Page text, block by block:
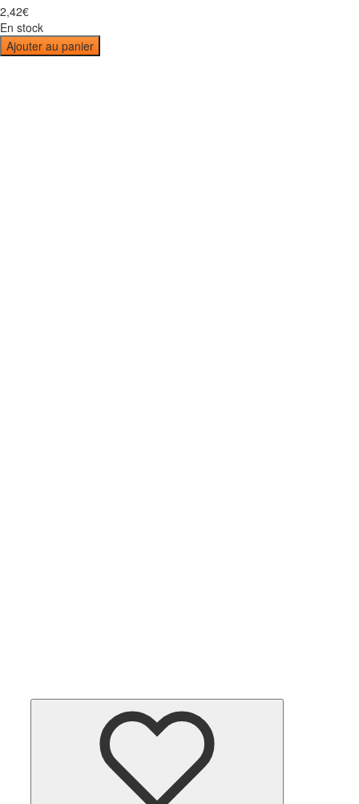
2,42€
En stock
Ajouter au panier